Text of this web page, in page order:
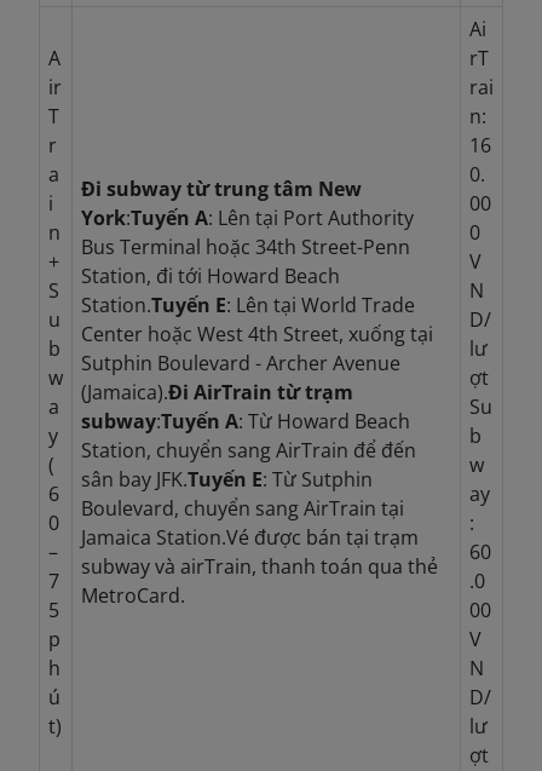
A
ir
T
r
a
i
n
+
S
u
b
w
a
y
(
6
0
–
7
5
p
h
ú
t)
Đi subway từ trung tâm New
York:Tuyến A: Lên tại Port Authority
Bus Terminal hoặc 34th Street-Penn
Station, đi tới Howard Beach
Station.Tuyến E: Lên tại World Trade
Center hoặc West 4th Street, xuống tại
Sutphin Boulevard - Archer Avenue
(Jamaica).Đi AirTrain từ trạm
subway:Tuyến A: Từ Howard Beach
Station, chuyển sang AirTrain để đến
sân bay JFK.Tuyến E: Từ Sutphin
Boulevard, chuyển sang AirTrain tại
Jamaica Station.Vé được bán tại trạm
subway và airTrain, thanh toán qua thẻ
MetroCard.
Ai
rT
rai
n:
16
0.
00
0
V
N
D/
lư
ợt
Su
b
w
ay
:
60
.0
00
V
N
D/
lư
ợt